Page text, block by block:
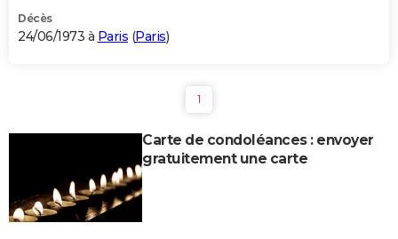
Décès
24/06/1973 à Paris (Paris)
1
Carte de condoléances : envoyer
gratuitement une carte